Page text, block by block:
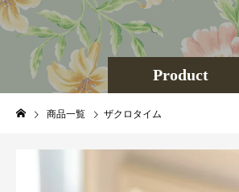
Product
商品一覧 ザクロタイム